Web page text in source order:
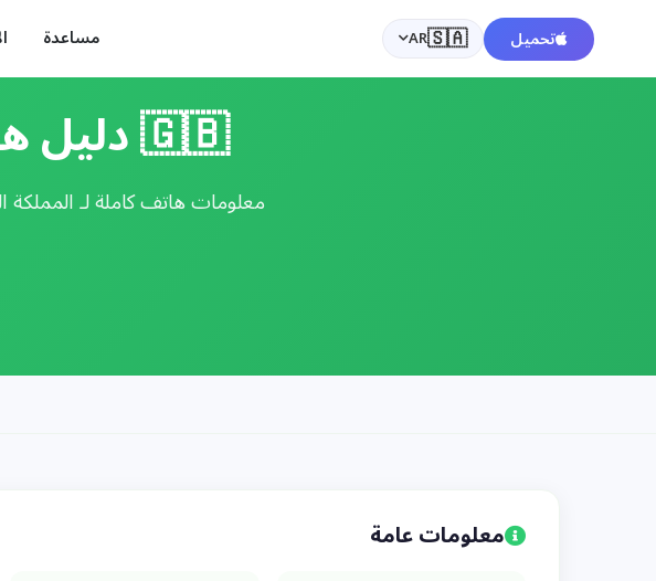
مساعدة 🇸🇦
AR تحميل
🇬🇧 دليل هاتف: المملكة المتحدة
معلومات هاتف كاملة لـ المملكة
معلومات عامة